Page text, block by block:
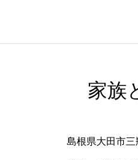
家族
島根県大田市